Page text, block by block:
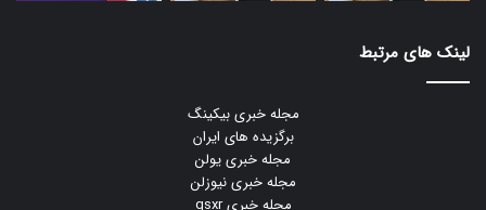
لینک های مرتبط
مجله خبری بیکینگ
برگزیده های ایران
مجله خبری یولن
مجله خبری نیوزلن
مجله خبری gsxr